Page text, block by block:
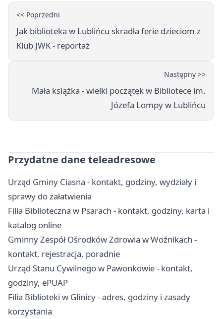
<< Poprzedni
Jak biblioteka w Lublińcu skradła ferie dzieciom z
Klub JWK - reportaż
Następny >>
Mała książka - wielki początek w Bibliotece im.
Józefa Lompy w Lublińcu
Przydatne dane teleadresowe
Urząd Gminy Ciasna - kontakt, godziny, wydziały i
sprawy do załatwienia
Filia Biblioteczna w Psarach - kontakt, godziny, karta i
katalog online
Gminny Zespół Ośrodków Zdrowia w Woźnikach -
kontakt, rejestracja, poradnie
Urząd Stanu Cywilnego w Pawonkowie - kontakt,
godziny, ePUAP
Filia Biblioteki w Glinicy - adres, godziny i zasady
korzystania